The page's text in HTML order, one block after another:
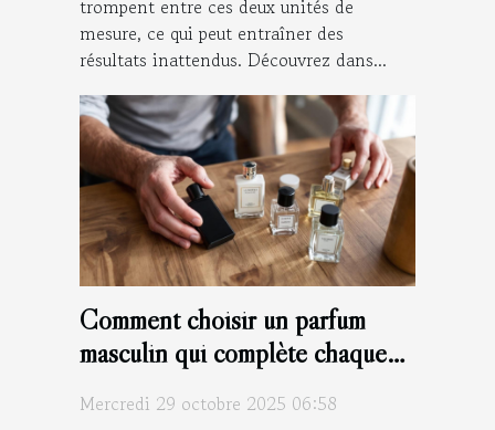
trompent entre ces deux unités de
mesure, ce qui peut entraîner des
résultats inattendus. Découvrez dans...
Comment choisir un parfum
masculin qui complète chaque
Mercredi 29 octobre 2025 06:58